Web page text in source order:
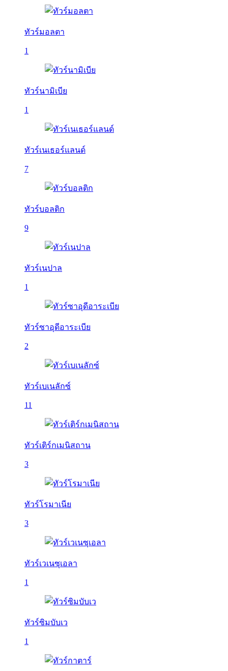
ทัวร์มอลตา
1
ทัวร์นามิเบีย
1
ทัวร์เนเธอร์แลนด์
7
ทัวร์บอลติก
9
ทัวร์เนปาล
1
ทัวร์ซาอุดีอาระเบีย
2
ทัวร์เบเนลักซ์
11
ทัวร์เติร์กเมนิสถาน
3
ทัวร์โรมาเนีย
3
ทัวร์เวเนซุเอลา
1
ทัวร์ซิมบับเว
1